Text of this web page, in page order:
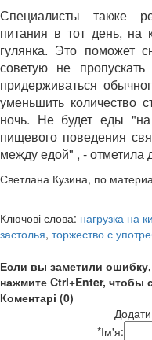
Специалисты также
питания в тот день, на
гулянка. Это поможет
советую не
придерживаться
уменьшить количество
ночь. Не будет еды
пищевого поведения
между едой" , - отметила
Светлана Кузина, по
Ключові слова: нагрузка на
застолья, торжество с
Если вы заметили
нажмите Ctrl+Enter, чтобы
Коментарі (0)
*Ім'я: